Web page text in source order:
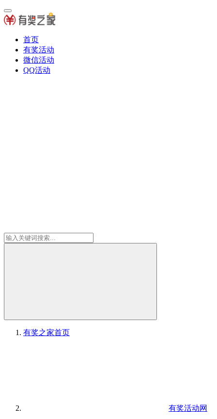
首页
有奖活动
微信活动
QQ活动
有奖之家首页
有奖活动网